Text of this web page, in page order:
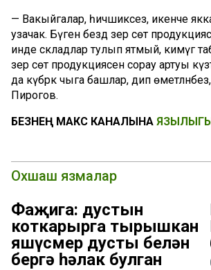
— Вакыйгалар, һичшиксез, икенче якка
узачак. Бүген бездә әзер сөт
инде складлар тулып ятмый, кимүгә
әзер сөт продукциясенә сорау артуы
да күбрәк чыга башлар, дип
Пирогов.
БЕЗНЕҢ МАКС КАНАЛЫНА
Охшаш язмалар
Фаҗига: дустын
коткарырга тырышкан
яшүсмер дусты белән
бергә һәлак булган